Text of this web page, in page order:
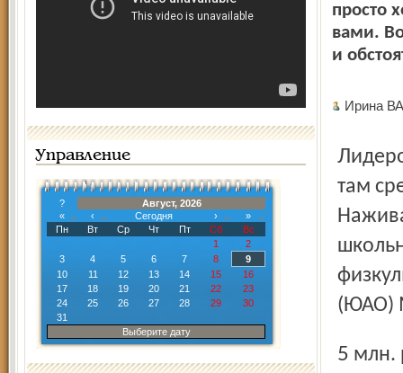
Управление
?
Август, 2026
«
‹ Сегодня ›
»
Пн
Вт Ср Чт Пт Сб
Вс
1
2
3
4 5 6 7 8
9
10
11 12 13 14 15
16
17
18 19 20 21 22
23
24
25 26 27 28 29
30
31
Выберите дату
просто
вами.
и
Ирина
Лидером в «рейтинге» выступает Московская область,
там
(ЮАО)
5 млн. рублей. Суд признал его виновным и приговорил к